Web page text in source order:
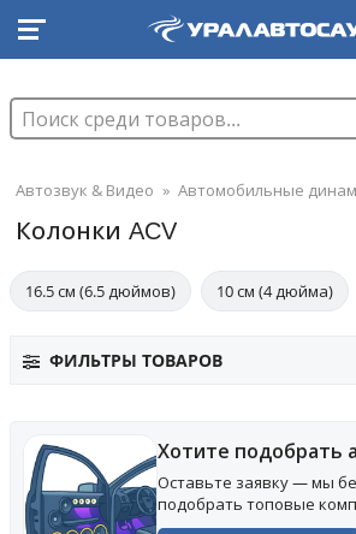
Автозвук & Видео » Автомобильные
Колонки ACV
16.5 см (6.5 дюймов) 10 см (4 дюйма)
ФИЛЬТРЫ ТОВАРОВ
Хотите подобрать
Оставьте заявку — мы
подобрать топовые